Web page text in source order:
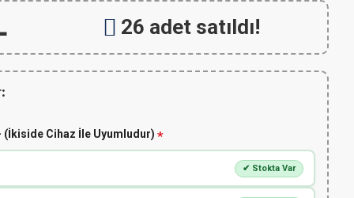
26 adet satıldı!
(İkiside Cihaz İle Uyumludur)
✔ Stokta Var